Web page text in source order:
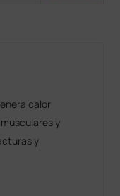
calor
y
y